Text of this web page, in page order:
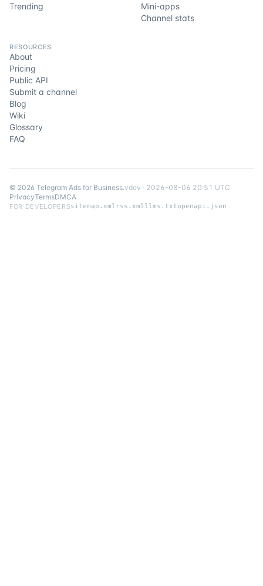
Trending
Mini-apps
Channel stats
RESOURCES
About
Pricing
Public API
Submit a channel
Blog
Wiki
Glossary
FAQ
© 2026 Telegram Ads for Business.vdev · 2026-08-06 20:51 UTC
PrivacyTermsDMCA
FOR DEVELOPERSsitemap.xml rss.xmlllms.txtopenapi.json